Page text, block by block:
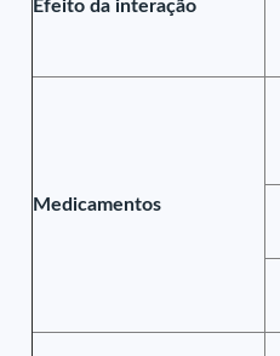
Efeito da interação
Medicamentos